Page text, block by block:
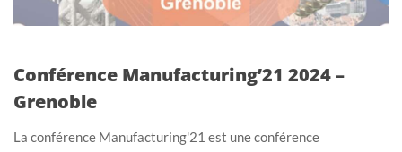
Conférence Manufacturing’21 2024 –
Grenoble
La conférence Manufacturing'21 est une conférence